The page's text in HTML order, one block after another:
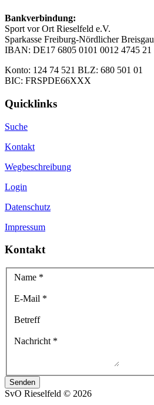
Bankverbindung:
Sport vor Ort Rieselfeld e.V.
Sparkasse Freiburg-Nördlicher Breisgau
IBAN: DE17 6805 0101 0012 4745 21
Konto: 124 74 521 BLZ: 680 501 01
BIC: FRSPDE66XXX
Quicklinks
Suche
Kontakt
Wegbeschreibung
Login
Datenschutz
Impressum
Kontakt
Name *
E-Mail *
Betreff
Nachricht *
Senden
SvO Rieselfeld © 2026